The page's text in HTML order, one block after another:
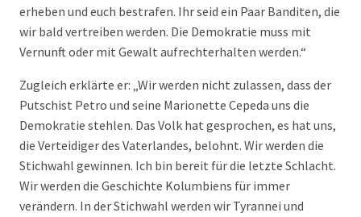
erheben und euch bestrafen. Ihr seid ein Paar Banditen, die
wir bald vertreiben werden. Die Demokratie muss mit
Vernunft oder mit Gewalt aufrechterhalten werden.“
Zugleich erklärte er: „Wir werden nicht zulassen, dass der
Putschist Petro und seine Marionette Cepeda uns die
Demokratie stehlen. Das Volk hat gesprochen, es hat uns,
die Verteidiger des Vaterlandes, belohnt. Wir werden die
Stichwahl gewinnen. Ich bin bereit für die letzte Schlacht.
Wir werden die Geschichte Kolumbiens für immer
verändern. In der Stichwahl werden wir Tyrannei und